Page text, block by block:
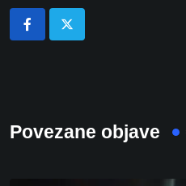
Povezane objave